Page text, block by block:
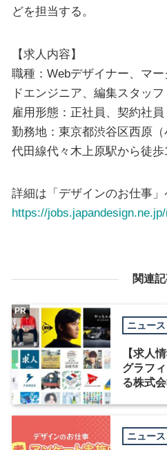
どを担当する。
【求人内容】
職種：Webデザイナー、マ
ドエンジニア、編集スタッフ
雇用形態：正社員、契約社員
勤務地：東京都渋谷区西原
代田線代々木上原駅から徒歩1
詳細は「デザインのお仕事
https://
関連
ニュース
【求人
グラフ
る株式
PR
ニュース